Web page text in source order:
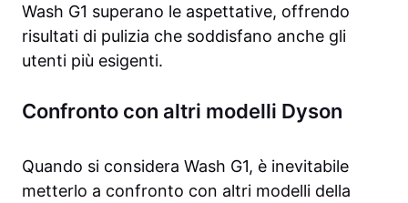
Wash G1 superano le aspettative, offrendo
risultati di pulizia che soddisfano anche gli
utenti più esigenti.
Confronto con altri modelli Dyson
Quando si considera Wash G1, è inevitabile
metterlo a confronto con altri modelli della